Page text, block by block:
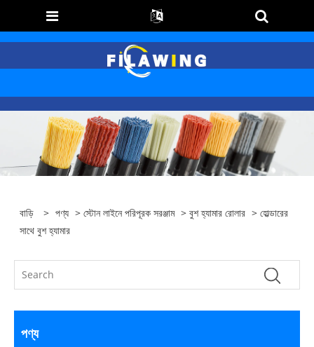
বাড়ি > পণ্য >স্টোন লাইনে পরিপূরক সরঞ্জাম >বুশ হ্যামার রোলার > হোল্ডারের
সাথে বুশ হ্যামার
পণ্য